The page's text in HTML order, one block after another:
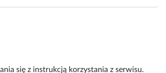
się z instrukcją korzystania z serwisu.